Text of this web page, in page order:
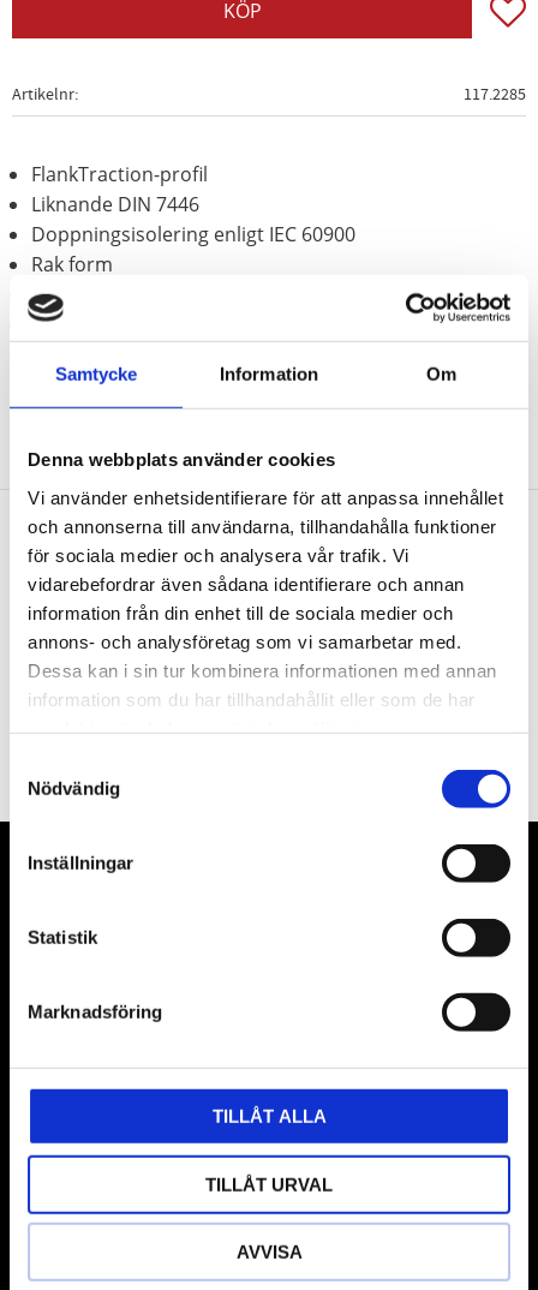
Samtycke Information Om
Denna webbplats använder cookies
Vi använder enhetsidentifierare för att anpassa innehållet
och annonserna till användarna, tillhandahålla funktioner
för sociala medier och analysera vår trafik. Vi
vidarebefordrar även sådana identifierare och annan
information från din enhet till de sociala medier och
annons- och analysföretag som vi samarbetar med.
Dessa kan i sin tur kombinera informationen med annan
information som du har tillhandahållit eller som de har
Nödvändig
Inställningar
Statistik
Marknadsföring
TILLÅT ALLA
TILLÅT URVAL
AVVISA
KÖP
Artikelnr 117.2285
FlankTraction-profil
Liknande DIN 7446
Doppningsisolering enligt IEC 60900
Rak form
exakt kuggad med 72 kuggar
Krom vanadium
Nyhetsbrev
PRENUMERERA
VÅRA LEVERANTÖRER
Våra främsta leverantörer är KS Tools verktyg, ATH billyftar
& däckmaskiner och Master luftmaskiner. Kontakta oss
gärna om vad som helst då vi gör vårt yttersta för att hjälpa